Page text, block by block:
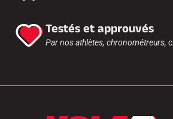
Testés et approuvés
Par nos athlètes, chronométreurs,